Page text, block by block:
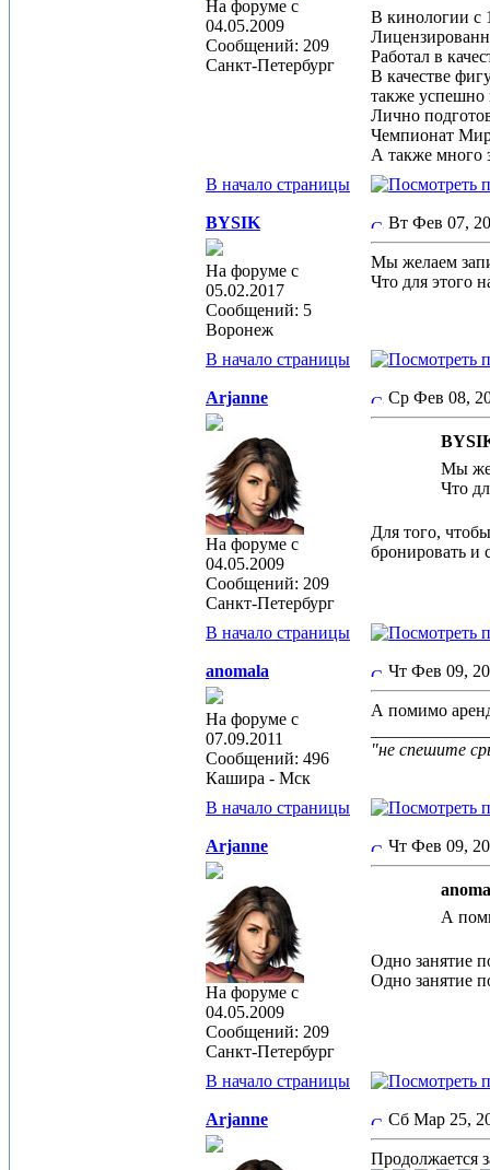
На форуме с
04.05.2009
Сообщений: 209
Санкт-Петербург
В кинологии с
Работал в
В качестве
также
Лично
Чемпионат
А также много
В начало страницы
BYSIK
На форуме с
05.02.2017
Сообщений: 5
Воронеж
Вт Фев 07,
Мы желаем
Что для этого
В начало страницы
Arjanne
На форуме с
04.05.2009
Сообщений: 209
Санкт-Петербург
Ср Фев 08,
Мы
Что
Для того,
бронировать и
В начало страницы
anomala
На форуме с
07.09.2011
Сообщений: 496
Кашира - Мск
Чт Фев 09,
А помимо
"не спешите
В начало страницы
Arjanne
На форуме с
04.05.2009
Сообщений: 209
Санкт-Петербург
Чт Фев 09,
А
Одно занятие
Одно занятие
В начало страницы
Arjanne Сб Мар 25,
Продолжается